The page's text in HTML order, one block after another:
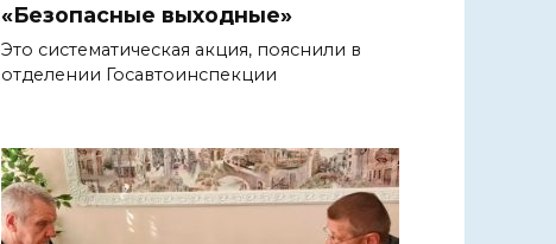
«Безопасные выходные»
Это систематическая акция, пояснили в
отделении Госавтоинспекции